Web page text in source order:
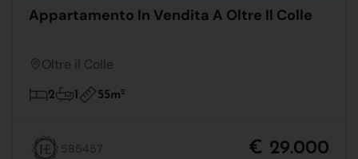
Appartamento In Vendita A Oltre Il Colle
Oltre il Colle
2 1 55m2
585457 € 29.000